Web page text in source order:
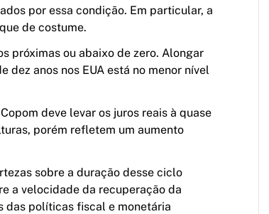
por essa condição. Em particular, a
de costume.
próximas ou abaixo de zero. Alongar
dez anos nos EUA está no menor nível
Copom deve levar os juros reais à quase
porém refletem um aumento
sobre a duração desse ciclo
a velocidade da recuperação da
das políticas fiscal e monetária